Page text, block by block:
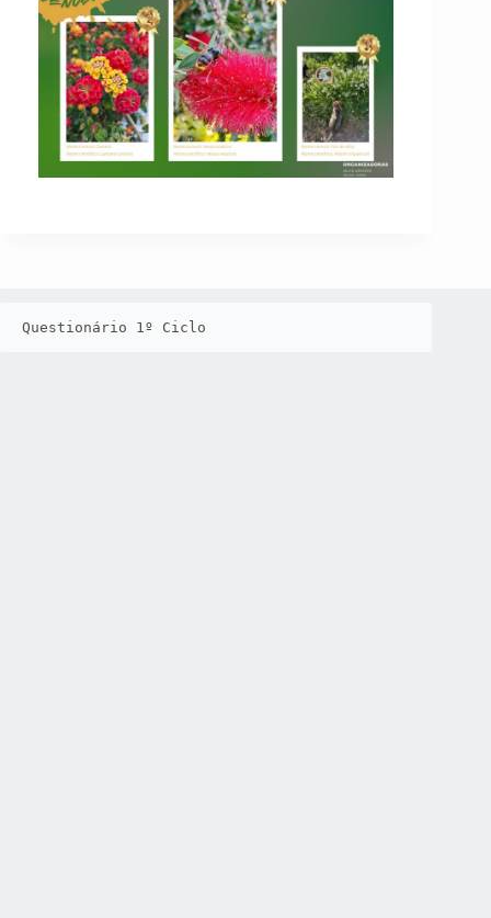
Questionário 1º Ciclo